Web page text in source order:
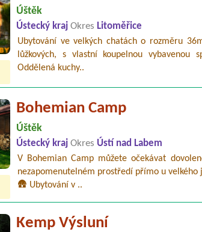
Úštěk
Ústecký krajOkres Litoměřice
Ubytování ve velkých chatách o rozměru
lůžkových, s vlastní koupelnou vybavenou
Oddělená kuchy..
Bohemian Camp
Úštěk
Ústecký krajOkres Ústí nad Labem
V Bohemian Camp můžete očekávat
nezapomenutelném prostředí přímo u
🛖 Ubytování v ..
Kemp Výsluní